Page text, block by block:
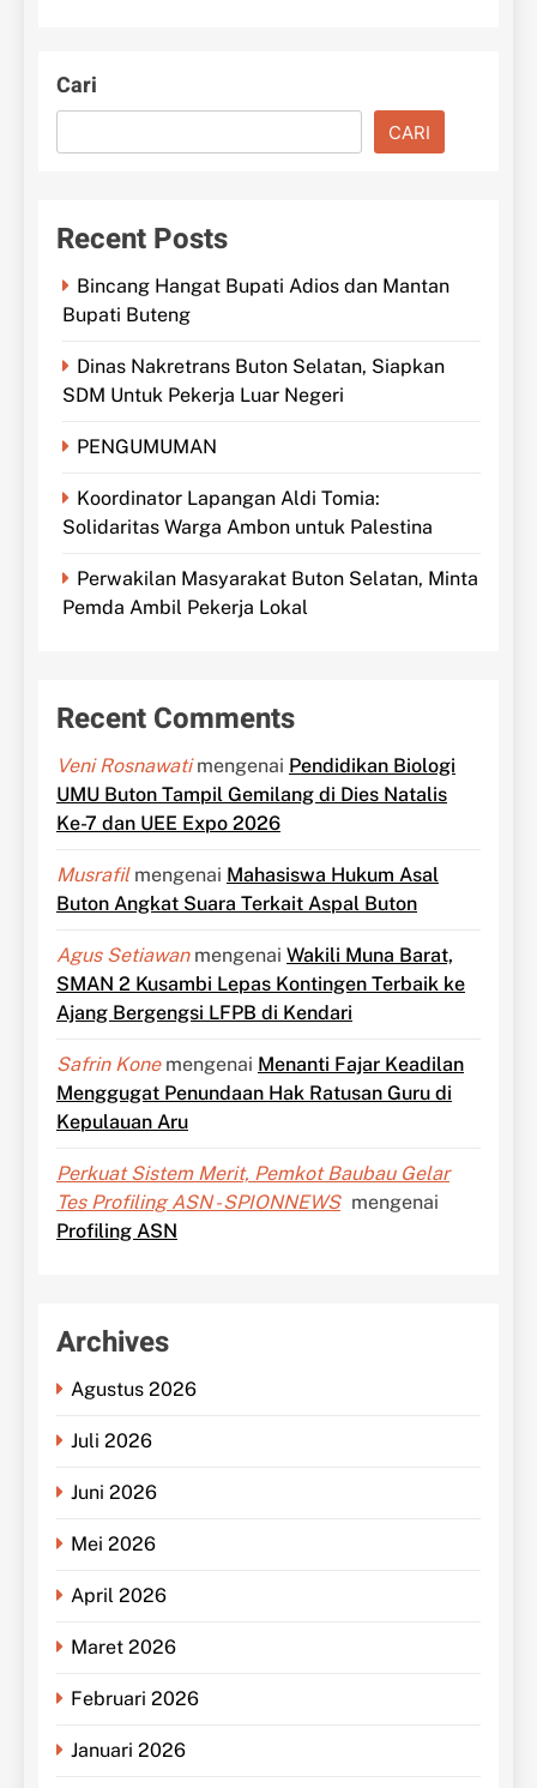
Cari
CARI
Recent Posts
Bincang Hangat Bupati Adios dan Mantan
Bupati Buteng
Dinas Nakretrans Buton Selatan, Siapkan
SDM Untuk Pekerja Luar Negeri
PENGUMUMAN
Koordinator Lapangan Aldi Tomia:
Solidaritas Warga Ambon untuk Palestina
Perwakilan Masyarakat Buton Selatan, Minta
Pemda Ambil Pekerja Lokal
Recent Comments
Veni Rosnawatimengenai Pendidikan Biologi
UMU Buton Tampil Gemilang di Dies Natalis
Ke-7 dan UEE Expo 2026
Musrafilmengenai Mahasiswa Hukum Asal
Buton Angkat Suara Terkait Aspal Buton
Agus Setiawanmengenai Wakili Muna Barat,
SMAN 2 Kusambi Lepas Kontingen Terbaik ke
Ajang Bergengsi LFPB di Kendari
Safrin Konemengenai Menanti Fajar Keadilan
Menggugat Penundaan Hak Ratusan Guru di
Kepulauan Aru
Perkuat Sistem Merit, Pemkot Baubau Gelar
Tes Profiling ASN - SPIONNEWS mengenai
Profiling ASN
Archives
Agustus 2026
Juli 2026
Juni 2026
Mei 2026
April 2026
Maret 2026
Februari 2026
Januari 2026